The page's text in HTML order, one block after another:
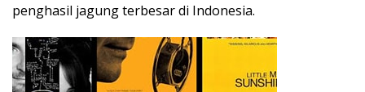
penghasil jagung terbesar di Indonesia.